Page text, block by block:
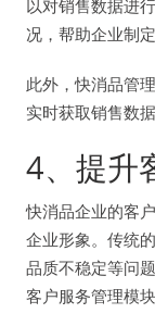
以对销售数据进
况，帮助企业制
此外，快消品管
实时获取销售数
4、提升
快消品企业的客
企业形象。传统
品质不稳定等问
客户服务管理模